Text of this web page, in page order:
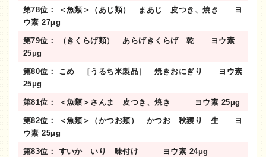
第78位： ＜魚類＞（あじ類） まあじ 皮つき、焼き ヨ
ウ素 27μg
第79位： （きくらげ類） あらげきくらげ 乾 ヨウ素
25μg
第80位： こめ ［うるち米製品］ 焼きおにぎり ヨウ素
25μg
第81位： ＜魚類＞さんま 皮つき、焼き ヨウ素 25μg
第82位： ＜魚類＞（かつお類） かつお 秋獲り 生 ヨ
ウ素 25μg
第83位： すいか いり 味付け ヨウ素 24μg